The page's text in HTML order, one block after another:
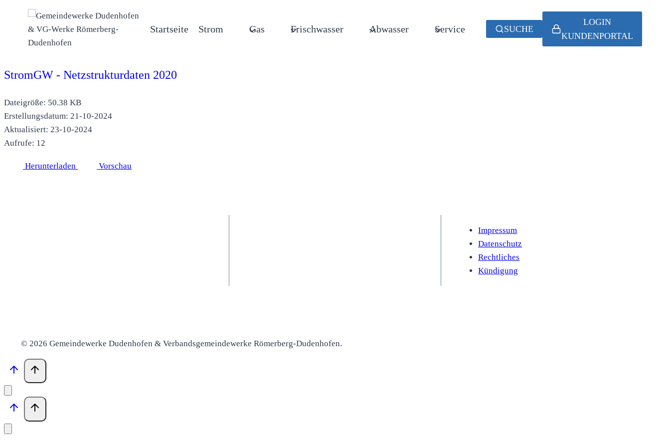
Startseite Strom Gas Frischwasser Abwasser Service SUCHE
LOGIN
KUNDENPORTAL
StromGW - Netzstrukturdaten 2020
Dateigröße: 50.38 KB
Erstellungsdatum: 21-10-2024
Aktualisiert: 23-10-2024
Aufrufe: 12
Herunterladen Vorschau
Impressum
Datenschutz
Rechtliches
Kündigung
© 2026 Gemeindewerke Dudenhofen & Verbandsgemeindewerke Römerberg-Dudenhofen.